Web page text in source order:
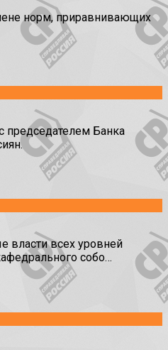
норм, приравнивающих
председателем Банка
власти всех уровней
собо…